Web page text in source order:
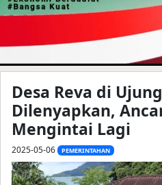
Desa Reva di
Dilenyapkan,
Mengintai Lagi
2025-05-06 PEMERINTAHAN